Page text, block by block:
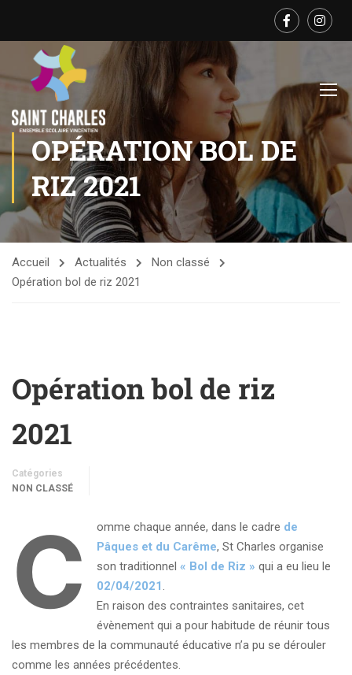
OPÉRATION BOL DE
RIZ 2021
Accueil Actualités
Non classé
Opération bol de riz 2021
Opération bol de riz
2021
Catégories
NON CLASSÉ
C omme chaque année, dans le cadre de
Pâques et du Carême, St Charles organise
son traditionnel « Bol de Riz » qui a eu lieu le
02/04/2021 .
En raison des contraintes sanitaires, cet
évènement qui a pour habitude de réunir tous
les membres de la communauté éducative n’a pu se dérouler
comme les années précédentes.